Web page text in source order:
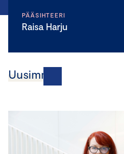
PÄÄSIHTEERI
Raisa Harju
Uusimmat